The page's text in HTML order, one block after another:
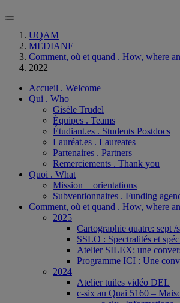
UQAM
MÉDIANE
Comment, où et quand . How, where
2022
Accueil . Welcome
Qui . Who
Gisèle Trudel
Équipes . Teams
Étudiant.es . Students Postdocs
Lauréat.es . Laureates
Partenaires . Partners
Remerciements . Thank you
Quoi . What
Mission + orientations
Subventionnaires . Funding
Comment, où et quand . How, where
2025
Cartographie quatre: sept /
SSLO : Spectralités et
Atelier SILEX: une
Programme ICI : Une
2024
Atelier tuiles vidéo DEL
c-six au Quai 5160 –